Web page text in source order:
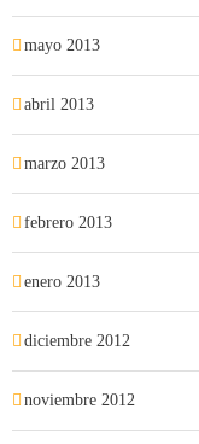
mayo 2013
abril 2013
marzo 2013
febrero 2013
enero 2013
diciembre 2012
noviembre 2012